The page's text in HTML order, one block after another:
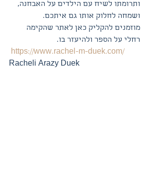
ותרומתו לשיח עם הילדים על האבחנה,
ושמחה לחלוק אותו גם איתכם.
מוזמנים להקליק כאן לאתר שהקימה
רחלי על הספר ולהיעזר בו.
https://www.rachel-m-duek.com/
Racheli Arazy Duek